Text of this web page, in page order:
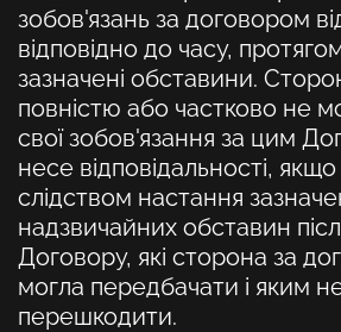
зобов'язань за договором
відповідно до часу,
зазначені обставини.
повністю або частково не
свої зобов'язання за цим
несе відповідальності,
слідством настання
надзвичайних обставин
Договору, які сторона за
могла передбачати і яким
перешкодити.